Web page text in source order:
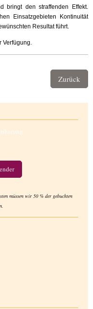
bringt den straffenden Effekt.
Einsatzgebieten Kontinuität
Resultat führt.
Verfügung.
Zurück
müssen wir 50 % der gebuchten